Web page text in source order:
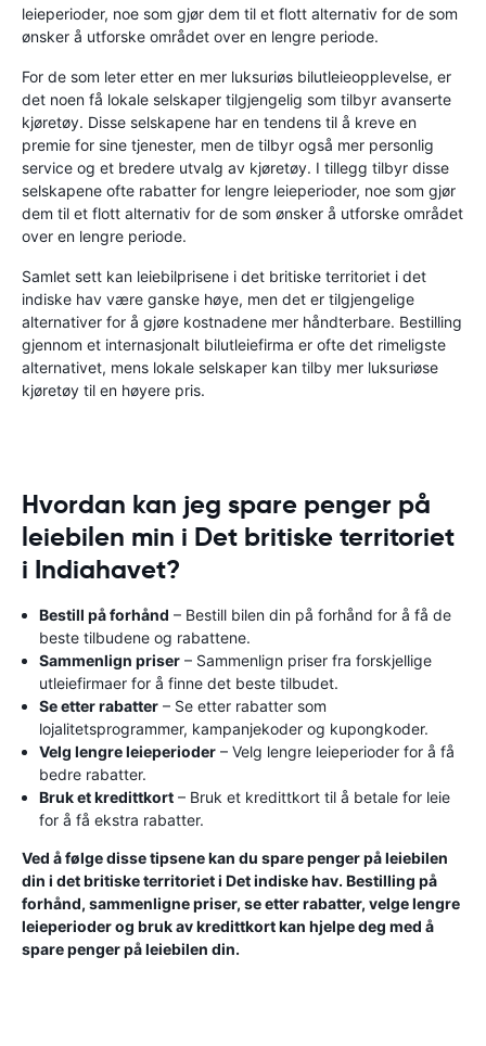
leieperioder, noe som gjør dem til et flott alternativ for de som
ønsker å utforske området over en lengre periode.
For de som leter etter en mer luksuriøs bilutleieopplevelse, er
det noen få lokale selskaper tilgjengelig som tilbyr avanserte
kjøretøy. Disse selskapene har en tendens til å kreve en
premie for sine tjenester, men de tilbyr også mer personlig
service og et bredere utvalg av kjøretøy. I tillegg tilbyr disse
selskapene ofte rabatter for lengre leieperioder, noe som gjør
dem til et flott alternativ for de som ønsker å utforske området
over en lengre periode.
Samlet sett kan leiebilprisene i det britiske territoriet i det
indiske hav være ganske høye, men det er tilgjengelige
alternativer for å gjøre kostnadene mer håndterbare. Bestilling
gjennom et internasjonalt bilutleiefirma er ofte det rimeligste
alternativet, mens lokale selskaper kan tilby mer luksuriøse
kjøretøy til en høyere pris.
Hvordan kan jeg spare penger på
leiebilen min i Det britiske territoriet
i Indiahavet?
Bestill på forhånd – Bestill bilen din på forhånd for å få de
beste tilbudene og rabattene.
Sammenlign priser – Sammenlign priser fra forskjellige
utleiefirmaer for å finne det beste tilbudet.
Se etter rabatter – Se etter rabatter som
lojalitetsprogrammer, kampanjekoder og kupongkoder.
Velg lengre leieperioder – Velg lengre leieperioder for å få
bedre rabatter.
Bruk et kredittkort – Bruk et kredittkort til å betale for leie
for å få ekstra rabatter.
Ved å følge disse tipsene kan du spare penger på leiebilen
din i det britiske territoriet i Det indiske hav. Bestilling på
forhånd, sammenligne priser, se etter rabatter, velge lengre
leieperioder og bruk av kredittkort kan hjelpe deg med å
spare penger på leiebilen din.